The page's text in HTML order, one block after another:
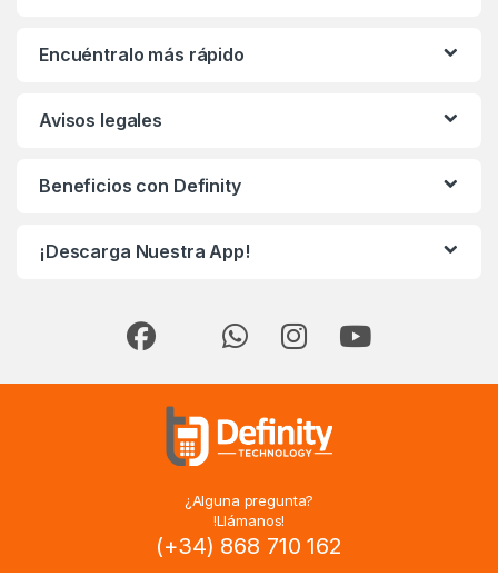
Encuéntralo más rápido
Avisos legales
Beneficios con Definity
¡Descarga Nuestra App!
¿Alguna pregunta?
!Llámanos!
(+34) 868 710 162